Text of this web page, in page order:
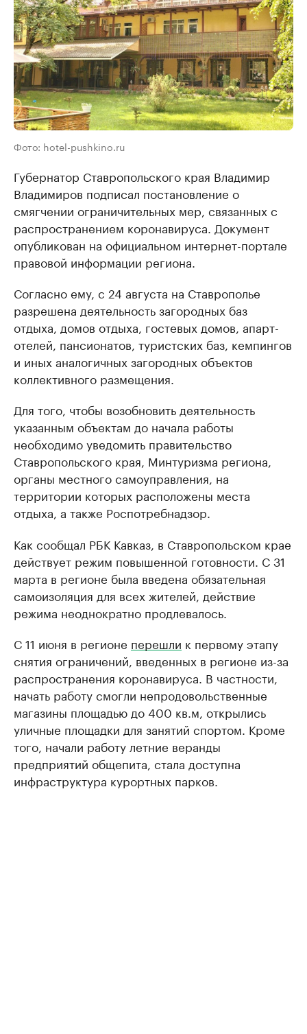
Фото: hotel-pushkino.ru
Губернатор Ставропольского края Владимир
Владимиров подписал постановление о
смягчении ограничительных мер, связанных с
распространением коронавируса. Документ
опубликован на официальном интернет-портале
правовой информации региона.
Согласно ему, с 24 августа на Ставрополье
разрешена деятельность загородных баз
отдыха, домов отдыха, гостевых домов, апарт-
отелей, пансионатов, туристских баз, кемпингов
и иных аналогичных загородных объектов
коллективного размещения.
Для того, чтобы возобновить деятельность
указанным объектам до начала работы
необходимо уведомить правительство
Ставропольского края, Минтуризма региона,
органы местного самоуправления, на
территории которых расположены места
отдыха, а также Роспотребнадзор.
Как сообщал РБК Кавказ, в Ставропольском крае
действует режим повышенной готовности. С 31
марта в регионе была введена обязательная
самоизоляция для всех жителей, действие
режима неоднократно продлевалось.
С 11 июня в регионе перешли к первому этапу
снятия ограничений, введенных в регионе из-за
распространения коронавируса. В частности,
начать работу смогли непродовольственные
магазины площадью до 400 кв.м, открылись
уличные площадки для занятий спортом. Кроме
того, начали работу летние веранды
предприятий общепита, стала доступна
инфраструктура курортных парков.